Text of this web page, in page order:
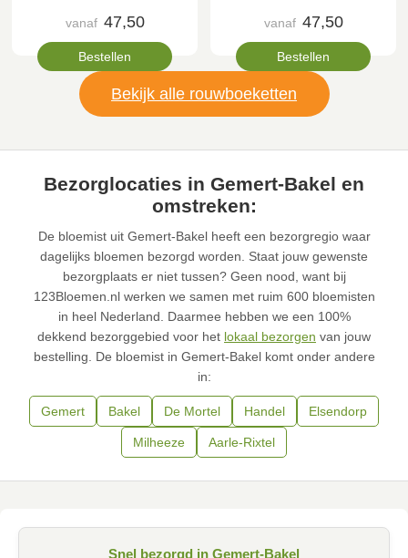
vanaf 47,50
Bestellen
vanaf 47,50
Bestellen
Bekijk alle rouwboeketten
Bezorglocaties in Gemert-Bakel en
omstreken:
De bloemist uit Gemert-Bakel heeft een bezorgregio waar
dagelijks bloemen bezorgd worden. Staat jouw gewenste
bezorgplaats er niet tussen? Geen nood, want bij
123Bloemen.nl werken we samen met ruim 600 bloemisten
in heel Nederland. Daarmee hebben we een 100%
dekkend bezorggebied voor het lokaal bezorgen van jouw
bestelling. De bloemist in Gemert-Bakel komt onder andere
in:
Gemert Bakel De Mortel Handel Elsendorp
Milheeze Aarle-Rixtel
Snel bezorgd in Gemert-Bakel